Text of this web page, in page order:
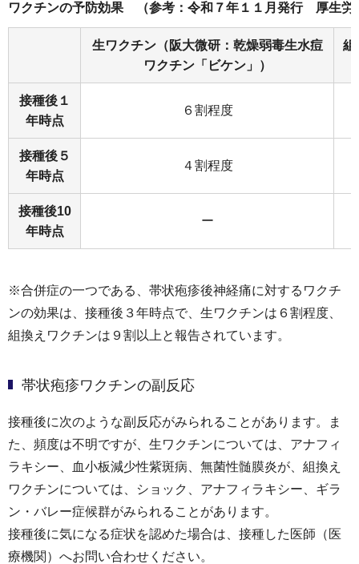
ワクチンの予防効果 （参考：令和７年１１月発行 厚生労
生ワクチン（阪大微研：乾燥弱毒生水痘
ワクチン「ビケン」）
組
接種後１
年時点
６割程度
接種後５
年時点
４割程度
接種後10
年時点
ー
※合併症の一つである、帯状疱疹後神経痛に対するワクチ
ンの効果は、接種後３年時点で、生ワクチンは６割程度、
組換えワクチンは９割以上と報告されています。
帯状疱疹ワクチンの副反応
接種後に次のような副反応がみられることがあります。ま
た、頻度は不明ですが、生ワクチンについては、アナフィ
ラキシー、血小板減少性紫斑病、無菌性髄膜炎が、組換え
ワクチンについては、ショック、アナフィラキシー、ギラ
ン・バレー症候群がみられることがあります。
接種後に気になる症状を認めた場合は、接種した医師（医
療機関）へお問い合わせください。